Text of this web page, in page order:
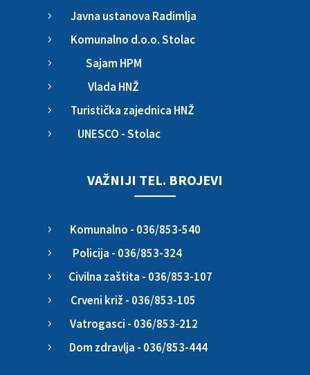
5 Javna ustanova Radimlja
5 Komunalno d.o.o. Stolac
5 Sajam HPM
5 Vlada HNŽ
5 Turistička zajednica HNŽ
5 UNESCO - Stolac
VAŽNIJI TEL. BROJEVI
5 Komunalno - 036/853-540
5 Policija - 036/853-324
5 Civilna zaštita - 036/853-107
5 Crveni križ - 036/853-105
5 Vatrogasci - 036/853-212
5 Dom zdravlja - 036/853-444